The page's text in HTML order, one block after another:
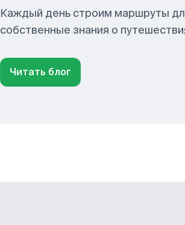
Каждый день строим маршруты
собственные знания о
Читать блог